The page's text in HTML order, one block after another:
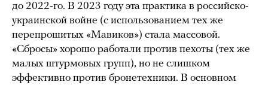
до 2022-го. В 2023 году эта практика в российско-
украинской войне (с использованием тех же
перепрошитых «Мавиков») стала массовой.
«Сбросы» хорошо работали против пехоты (тех же
малых штурмовых групп), но не слишком
эффективно против бронетехники. В основном